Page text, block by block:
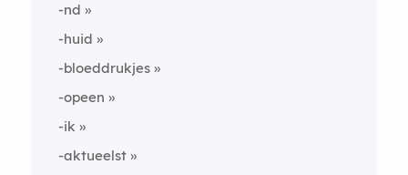
-nd
-huid
-bloeddrukjes
-opeen
-ik
-aktueelst